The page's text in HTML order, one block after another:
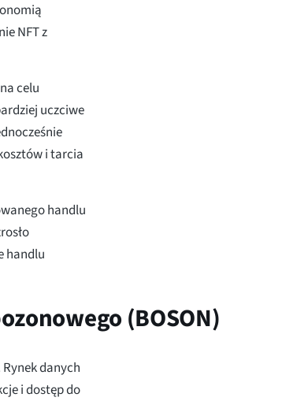
NFT z
celu
uczciwe
i tarcia
handlu
handlu
(BOSON)
danych
i dostęp do